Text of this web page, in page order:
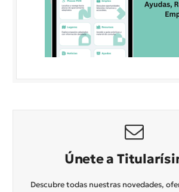
Únete a
Descubre todas nuestras novedades,